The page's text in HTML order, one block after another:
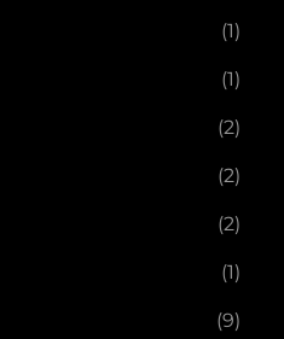
(1)
(1)
(2)
(2)
(2)
(1)
(9)